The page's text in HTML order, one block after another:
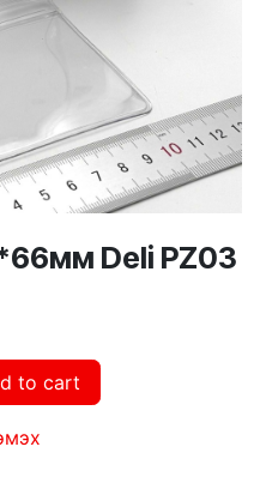
Deli PZ03
to cart